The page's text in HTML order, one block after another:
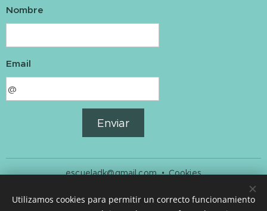
Nombre
Email
Enviar
escueladk@gmail.com Cookies
Idiomas
Utilizamos cookies para permitir un correcto funcionamiento